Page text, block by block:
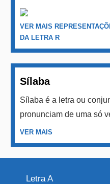
VER MAIS
DA LETRA R
Sílaba
Sílaba é a letra ou
pronunciam de uma só
VER MAIS
Letra A